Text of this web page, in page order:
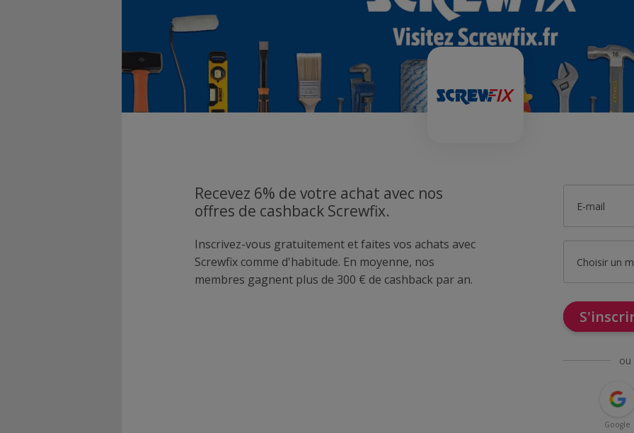
Recevez 6% de votre achat avec nos
offres de cashback Screwfix.
Inscrivez-vous gratuitement et faites vos achats avec
Screwfix comme d'habitude. En moyenne, nos
membres gagnent plus de 300 € de cashback par an.
E-mail
Choisir un
ou
Google